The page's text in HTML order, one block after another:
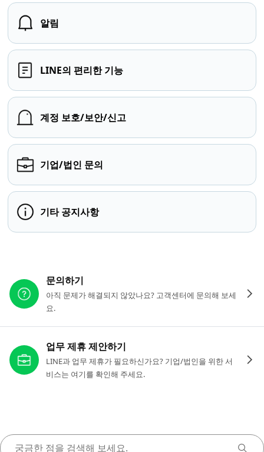
알림
LINE의 편리한 기능
계정 보호/보안/신고
기업/법인 문의
기타 공지사항
문의하기
아직 문제가 해결되지 않았나요? 고객센터에 문의해 보세
요.
업무 제휴 제안하기
LINE과 업무 제휴가 필요하신가요? 기업/법인을 위한 서
비스는 여기를 확인해 주세요.